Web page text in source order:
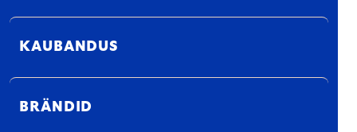
KAUBANDUS
BRÄNDID